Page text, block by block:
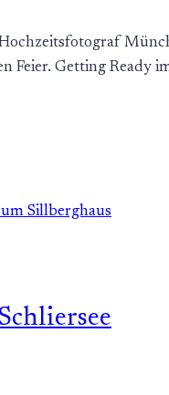
Feier. Getting Ready